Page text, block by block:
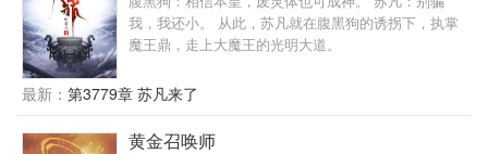
我，我还小。 从此，苏凡就在腹黑狗的诱拐下，执掌
魔王鼎，走上大魔王的光明大道。
最新： 第3779章 苏凡来了
黄金召唤师